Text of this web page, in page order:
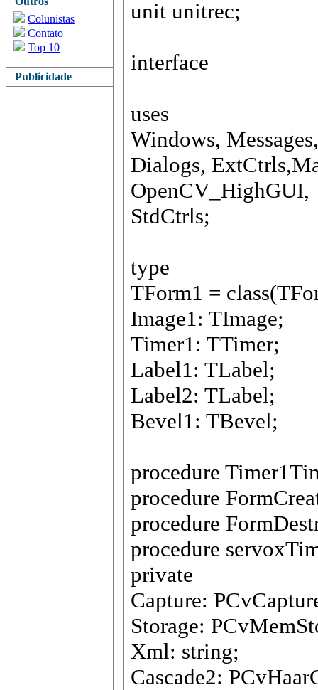
Colunistas
Contato
Top 10
Publicidade
unit unitrec;
interface
uses
Windows,
Dialogs,
OpenCV_HighGUI,
StdCtrls;
type
TForm1 =
Image1: TImage;
Timer1: TTimer;
Label1: TLabel;
Label2: TLabel;
Bevel1: TBevel;
procedure
procedure
procedure
procedure
private
Capture:
Storage:
Xml: string;
Cascade2: